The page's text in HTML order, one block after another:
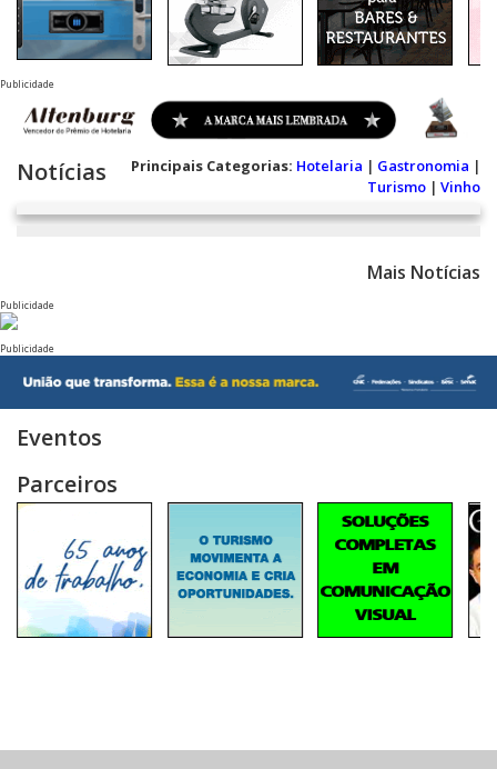
Publicidade
Notícias Principais Categorias: Hotelaria | Gastronomia |
Turismo | Vinho
Mais Notícias
Publicidade
Publicidade
Eventos
Parceiros